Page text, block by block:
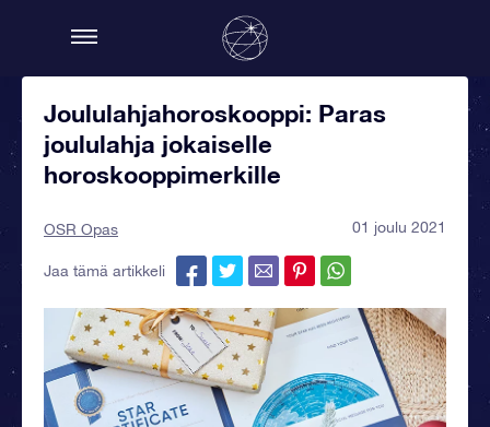
Joululahjahoroskooppi: Paras
joululahja jokaiselle
horoskooppimerkille
OSR Opas 01 joulu 2021
Jaa tämä artikkeli